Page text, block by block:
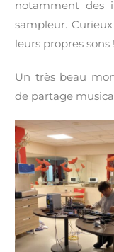
notamment des
sampleur.
leurs propres sons !
Un très beau
de partage